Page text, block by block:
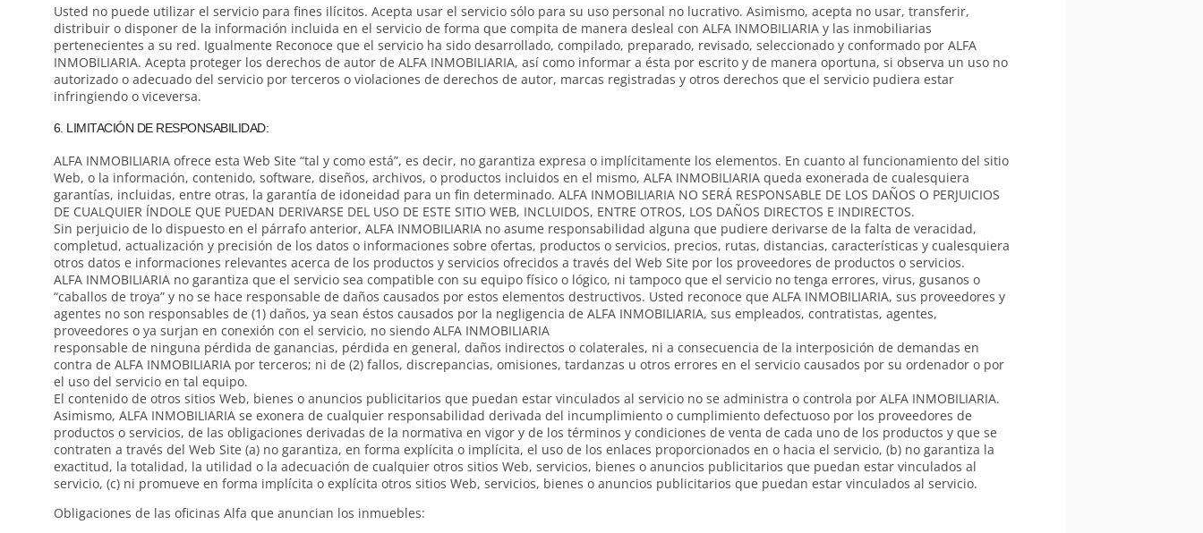
Usted no puede utilizar el servicio para fines ilícitos. Acepta usar el servicio sólo para su uso personal no lucrativo. Asimismo, acepta no usar, transferir,
distribuir o disponer de la información incluida en el servicio de forma que compita de manera desleal con ALFA INMOBILIARIA y las inmobiliarias
pertenecientes a su red. Igualmente Reconoce que el servicio ha sido desarrollado, compilado, preparado, revisado, seleccionado y conformado por ALFA
INMOBILIARIA. Acepta proteger los derechos de autor de ALFA INMOBILIARIA, así como informar a ésta por escrito y de manera oportuna, si observa un uso no
autorizado o adecuado del servicio por terceros o violaciones de derechos de autor, marcas registradas y otros derechos que el servicio pudiera estar
infringiendo o viceversa.
6. LIMITACIÓN DE RESPONSABILIDAD:
ALFA INMOBILIARIA ofrece esta Web Site “tal y como está”, es decir, no garantiza expresa o implícitamente los elementos. En cuanto al funcionamiento del sitio
Web, o la información, contenido, software, diseños, archivos, o productos incluidos en el mismo, ALFA INMOBILIARIA queda exonerada de cualesquiera
garantías, incluidas, entre otras, la garantía de idoneidad para un fin determinado. ALFA INMOBILIARIA NO SERÁ RESPONSABLE DE LOS DAÑOS O PERJUICIOS
DE CUALQUIER ÍNDOLE QUE PUEDAN DERIVARSE DEL USO DE ESTE SITIO WEB, INCLUIDOS, ENTRE OTROS, LOS DAÑOS DIRECTOS E INDIRECTOS.
Sin perjuicio de lo dispuesto en el párrafo anterior, ALFA INMOBILIARIA no asume responsabilidad alguna que pudiere derivarse de la falta de veracidad,
completud, actualización y precisión de los datos o informaciones sobre ofertas, productos o servicios, precios, rutas, distancias, características y cualesquiera
otros datos e informaciones relevantes acerca de los productos y servicios ofrecidos a través del Web Site por los proveedores de productos o servicios.
ALFA INMOBILIARIA no garantiza que el servicio sea compatible con su equipo físico o lógico, ni tampoco que el servicio no tenga errores, virus, gusanos o
“caballos de troya” y no se hace responsable de daños causados por estos elementos destructivos. Usted reconoce que ALFA INMOBILIARIA, sus proveedores y
agentes no son responsables de (1) daños, ya sean éstos causados por la negligencia de ALFA INMOBILIARIA, sus empleados, contratistas, agentes,
proveedores o ya surjan en conexión con el servicio, no siendo ALFA INMOBILIARIA
responsable de ninguna pérdida de ganancias, pérdida en general, daños indirectos o colaterales, ni a consecuencia de la interposición de demandas en
contra de ALFA INMOBILIARIA por terceros; ni de (2) fallos, discrepancias, omisiones, tardanzas u otros errores en el servicio causados por su ordenador o por
el uso del servicio en tal equipo.
El contenido de otros sitios Web, bienes o anuncios publicitarios que puedan estar vinculados al servicio no se administra o controla por ALFA INMOBILIARIA.
Asimismo, ALFA INMOBILIARIA se exonera de cualquier responsabilidad derivada del incumplimiento o cumplimiento defectuoso por los proveedores de
productos o servicios, de las obligaciones derivadas de la normativa en vigor y de los términos y condiciones de venta de cada uno de los productos y que se
contraten a través del Web Site (a) no garantiza, en forma explícita o implícita, el uso de los enlaces proporcionados en o hacia el servicio, (b) no garantiza la
exactitud, la totalidad, la utilidad o la adecuación de cualquier otros sitios Web, servicios, bienes o anuncios publicitarios que puedan estar vinculados al
servicio, (c) ni promueve en forma implícita o explícita otros sitios Web, servicios, bienes o anuncios publicitarios que puedan estar vinculados al servicio.
Obligaciones de las oficinas Alfa que anuncian los inmuebles: